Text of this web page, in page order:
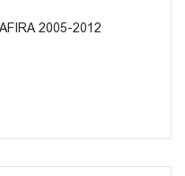
2005-2012